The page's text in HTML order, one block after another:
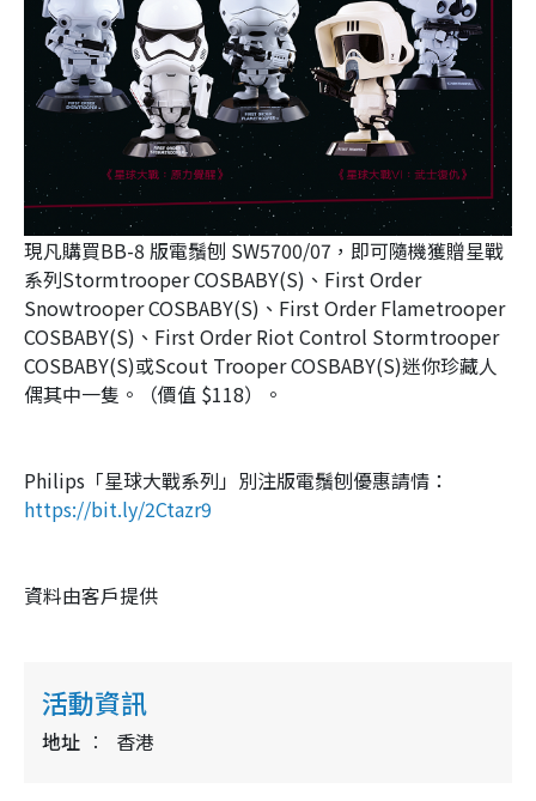
現凡購買BB-8 版電鬚刨 SW5700/07，即可隨機獲贈星戰
系列Stormtrooper COSBABY(S)、First Order
Snowtrooper COSBABY(S)、First Order Flametrooper
COSBABY(S)、First Order Riot Control Stormtrooper
COSBABY(S)或Scout Trooper COSBABY(S)迷你珍藏人
偶其中一隻。（價值 $118）。
Philips「星球大戰系列」別注版電鬚刨優惠請情：
https://bit.ly/2Ctazr9
資料由客戶提供
活動資訊
地址 香港